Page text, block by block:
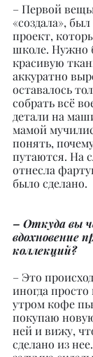
– Первой
«создала»,
проект,
школе. Нужно
красивую
аккуратно
оставалось
собрать всё
детали на
мамой
понять,
путаются. На
отнесла
было сделано.
– Откуда вы
вдохновение
коллекций?
– Это
иногда просто
утром кофе
покупаю
ней и вижу,
сделано из